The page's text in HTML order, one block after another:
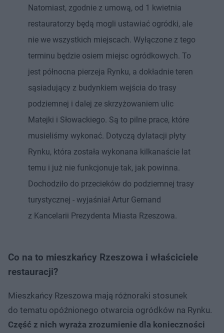
Natomiast, zgodnie z umową, od 1 kwietnia
restauratorzy będą mogli ustawiać ogródki, ale
nie we wszystkich miejscach. Wyłączone z tego
terminu będzie osiem miejsc ogródkowych. To
jest północna pierzeja Rynku, a dokładnie teren
sąsiadujący z budynkiem wejścia do trasy
podziemnej i dalej ze skrzyżowaniem ulic
Matejki i Słowackiego. Są to pilne prace, które
musieliśmy wykonać. Dotyczą dylatacji płyty
Rynku, która została wykonana kilkanaście lat
temu i już nie funkcjonuje tak, jak powinna.
Dochodziło do przecieków do podziemnej trasy
turystycznej - wyjaśniał Artur Gernand
z Kancelarii Prezydenta Miasta Rzeszowa.
Co na to mieszkańcy Rzeszowa i właściciele
restauracji?
Mieszkańcy Rzeszowa mają różnoraki stosunek
do tematu opóźnionego otwarcia ogródków na Rynku.
Część z nich wyraża zrozumienie dla konieczności